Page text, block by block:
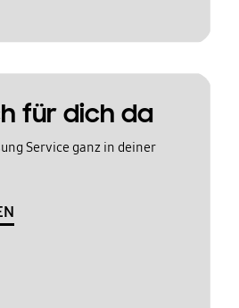
für dich da
Service ganz in deiner